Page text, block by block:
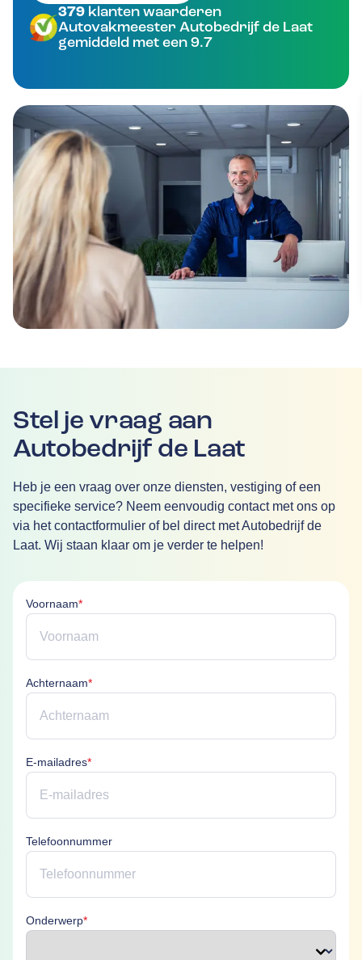
379 klanten waarderen
Autovakmeester Autobedrijf de Laat
gemiddeld met een 9.7
Stel je vraag aan
Autobedrijf de Laat
Heb je een vraag over onze diensten, vestiging of een
specifieke service? Neem eenvoudig contact met ons op
via het contactformulier of bel direct met Autobedrijf de
Laat. Wij staan klaar om je verder te helpen!
Voornaam*Voornaam is verplicht
Achternaam*Achternaam is verplicht
E-mailadres*E-mailadres is verplicht
Telefoonnummer
Onderwerp*Onderwerp is verplicht